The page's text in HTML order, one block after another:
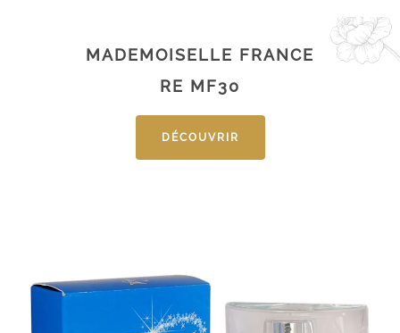
MADEMOISELLE FRANCE
RE MF30
DÉCOUVRIR